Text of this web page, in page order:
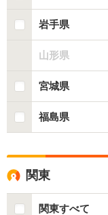
岩手県
山形県
宮城県
福島県
関東
関東すべて